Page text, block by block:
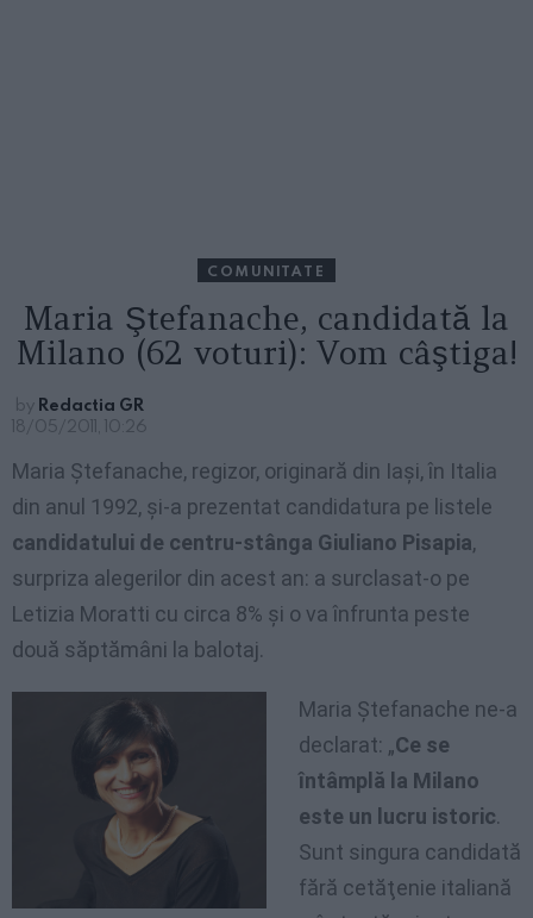
COMUNITATE
Maria Ştefanache, candidată la
Milano (62 voturi): Vom câştiga!
by Redactia GR
18/05/2011, 10:26
Maria Ştefanache, regizor, originară din Iaşi, în Italia
din anul 1992, şi-a prezentat candidatura pe listele
candidatului de centru-stânga Giuliano Pisapia,
surpriza alegerilor din acest an: a surclasat-o pe
Letizia Moratti cu circa 8% şi o va înfrunta peste
două săptămâni la balotaj.
Maria Ştefanache ne-a
declarat: „Ce se
întâmplă la Milano
este un lucru istoric.
Sunt singura candidată
fără cetăţenie italiană